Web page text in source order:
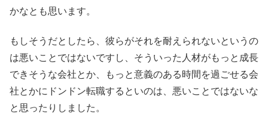
かなとも思います。
もしそうだとしたら、彼らがそれを耐えられないというの
は悪いことではないですし、そういった人材がもっと成長
できそうな会社とか、もっと意義のある時間を過ごせる会
社とかにドンドン転職するといのは、悪いことではないな
と思ったりしました。